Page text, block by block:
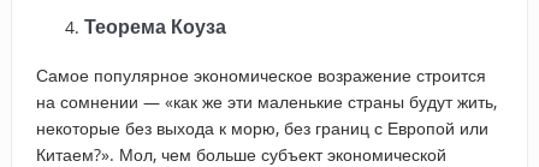
Теорема Коуза
Самое популярное экономическое возражение строится
на сомнении — «как же эти маленькие страны будут жить,
некоторые без выхода к морю, без границ с Европой или
Китаем?». Мол, чем больше субъект экономической